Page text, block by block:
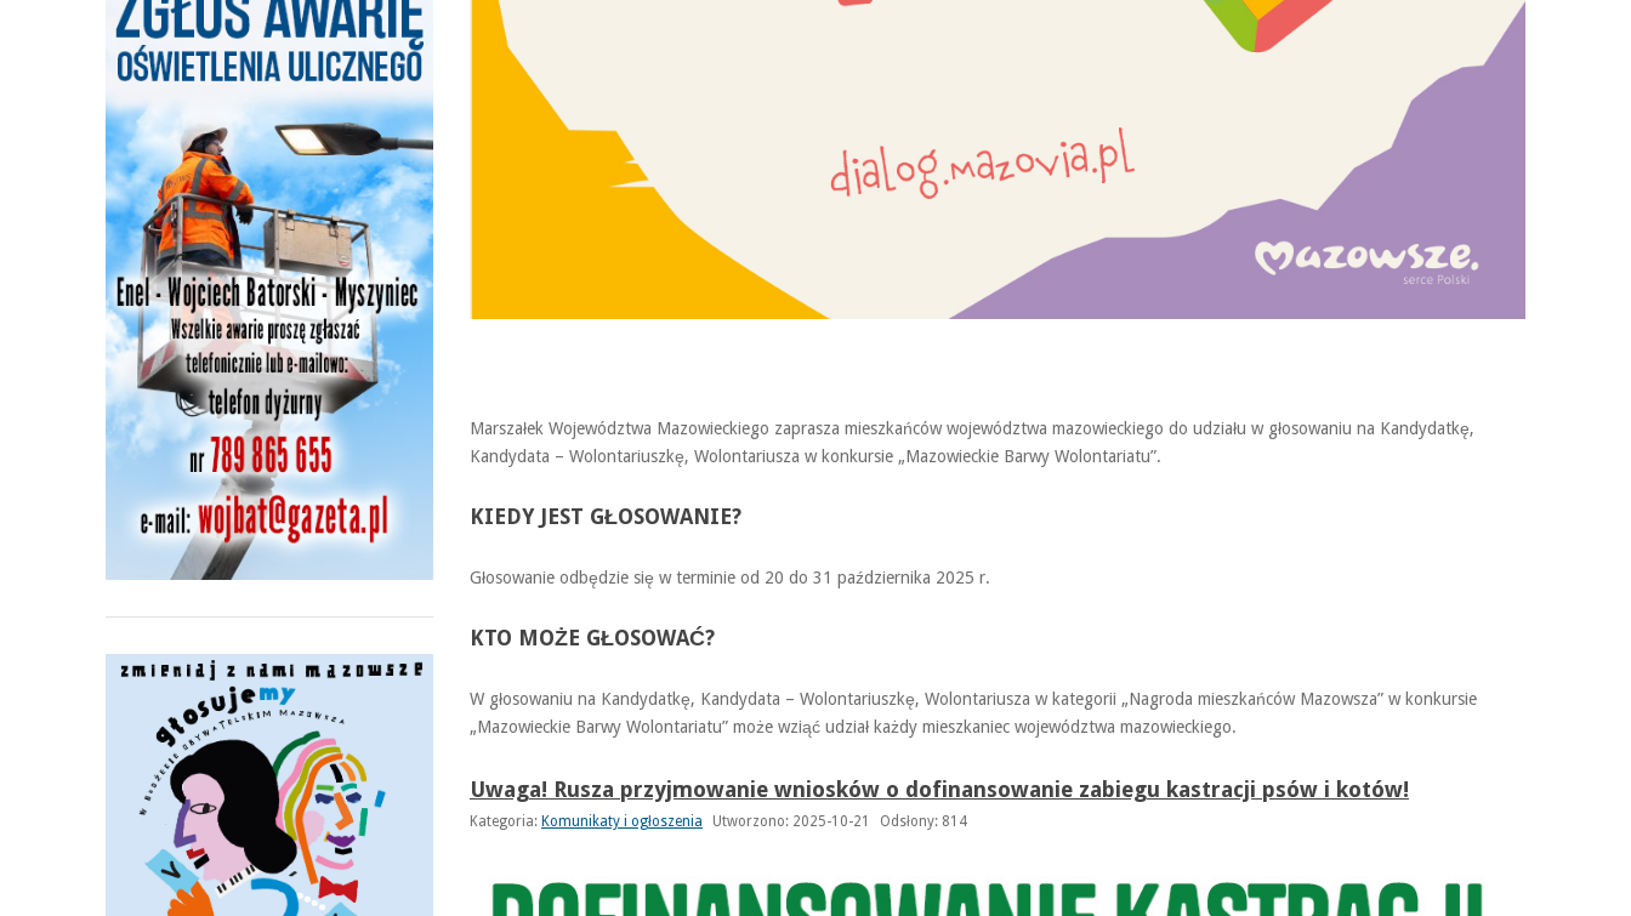
Marszałek Województwa Mazowieckiego zaprasza mieszkańców województwa mazowieckiego do udziału w głosowaniu na Kandydatkę,
Kandydata – Wolontariuszkę, Wolontariusza w konkursie „Mazowieckie Barwy Wolontariatu”.
KIEDY JEST GŁOSOWANIE?
Głosowanie odbędzie się w terminie od 20 do 31 października 2025 r.
KTO MOŻE GŁOSOWAĆ?
W głosowaniu na Kandydatkę, Kandydata – Wolontariuszkę, Wolontariusza w kategorii „Nagroda mieszkańców Mazowsza” w konkursie
„Mazowieckie Barwy Wolontariatu” może wziąć udział każdy mieszkaniec województwa mazowieckiego.
Uwaga! Rusza przyjmowanie wniosków o dofinansowanie zabiegu kastracji psów i kotów!
Kategoria: Komunikaty i ogłoszenia Utworzono: 2025-10-21 Odsłony: 814